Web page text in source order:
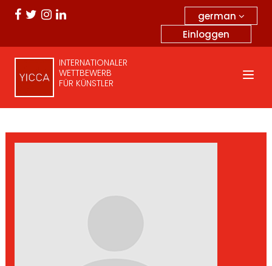
german
Einloggen
INTERNATIONALER
WETTBEWERB
FÜR KÜNSTLER